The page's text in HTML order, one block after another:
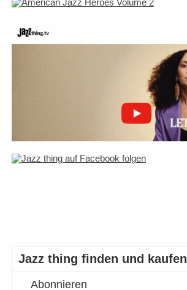
Jazz thing finden und kaufen
Abonnieren